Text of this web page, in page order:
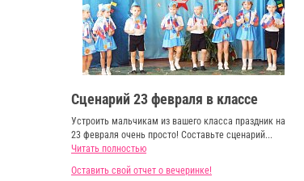
Сценарий 23 февраля в классе
Устроить мальчикам из вашего класса праздник на
23 февраля очень просто! Составьте сценарий...
Читать полностью
Оставить свой отчет о вечеринке!